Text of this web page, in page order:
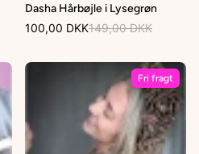
Dasha Hårbøjle i Lysegrøn
100,00 DKK149,00 DKK
Fri fragt